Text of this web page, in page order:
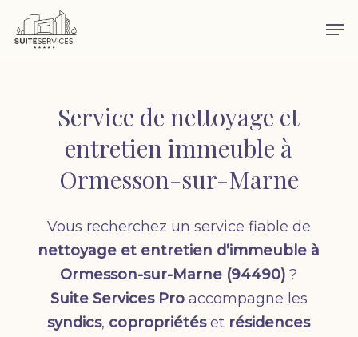
Skip
Service de nettoyage et
entretien immeuble à
Ormesson-sur-Marne
Vous recherchez un service fiable de
nettoyage et entretien d’immeuble à
Ormesson-sur-Marne (94490) ?
Suite Services Proaccompagne les
syndics, copropriétéset résidences